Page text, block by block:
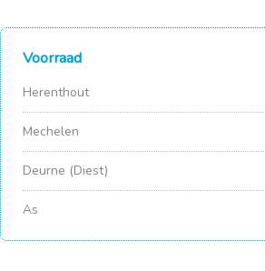
Voorraad
Herenthout
Mechelen
Deurne (Diest)
As